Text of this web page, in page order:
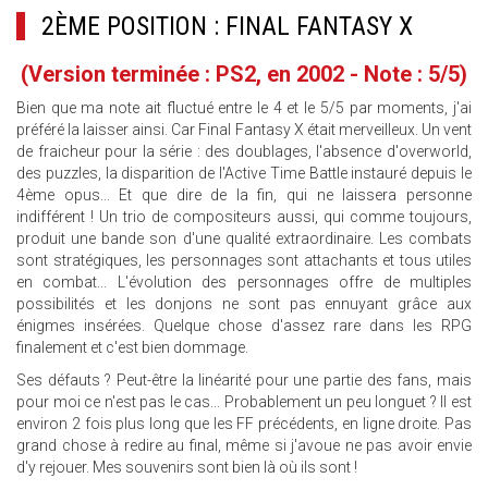
2ÈME POSITION : FINAL FANTASY X
(Version terminée : PS2, en 2002 - Note : 5/5)
Bien que ma note ait fluctué entre le 4 et le 5/5 par moments, j'ai
préféré la laisser ainsi. Car Final Fantasy X était merveilleux. Un vent
de fraicheur pour la série : des doublages, l'absence d'overworld,
des puzzles, la disparition de l'Active Time Battle instauré depuis le
4ème opus... Et que dire de la fin, qui ne laissera personne
indifférent ! Un trio de compositeurs aussi, qui comme toujours,
produit une bande son d'une qualité extraordinaire. Les combats
sont stratégiques, les personnages sont attachants et tous utiles
en combat... L'évolution des personnages offre de multiples
possibilités et les donjons ne sont pas ennuyant grâce aux
énigmes insérées. Quelque chose d'assez rare dans les RPG
finalement et c'est bien dommage.
Ses défauts ? Peut-être la linéarité pour une partie des fans, mais
pour moi ce n'est pas le cas... Probablement un peu longuet ? Il est
environ 2 fois plus long que les FF précédents, en ligne droite. Pas
grand chose à redire au final, même si j'avoue ne pas avoir envie
d'y rejouer. Mes souvenirs sont bien là où ils sont !